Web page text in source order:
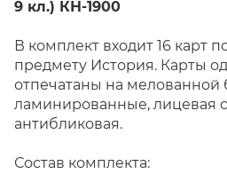
9 кл.) КН-1900
В комплект входит 16 карт
предмету История. Карты
отпечатаны на мелованной
ламинированные, лицевая
Состав